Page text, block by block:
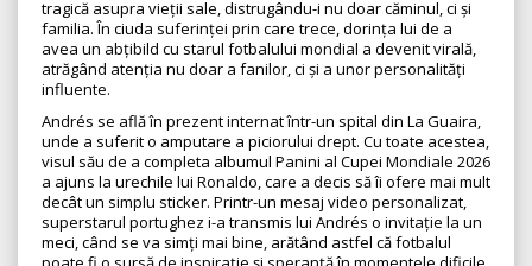
tragică asupra vieții sale, distrugându-i nu doar căminul, ci și
familia. În ciuda suferinței prin care trece, dorința lui de a
avea un abțibild cu starul fotbalului mondial a devenit virală,
atrăgând atenția nu doar a fanilor, ci și a unor personalități
influente.
Andrés se află în prezent internat într-un spital din La Guaira,
unde a suferit o amputare a piciorului drept. Cu toate acestea,
visul său de a completa albumul Panini al Cupei Mondiale 2026
a ajuns la urechile lui Ronaldo, care a decis să îi ofere mai mult
decât un simplu sticker. Printr-un mesaj video personalizat,
superstarul portughez i-a transmis lui Andrés o invitație la un
meci, când se va simți mai bine, arătând astfel că fotbalul